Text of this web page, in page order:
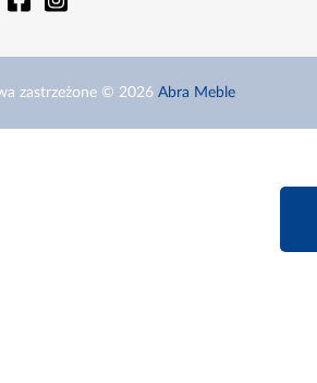
zastrzeżone © 2026 Abra Meble